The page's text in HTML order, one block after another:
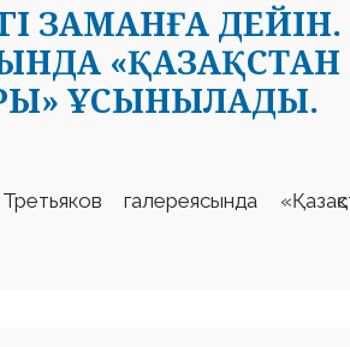
ЗАМАНҒА ДЕЙІН.
«ҚАЗАҚСТАН
ҰСЫНЫЛАДЫ.
галереясында